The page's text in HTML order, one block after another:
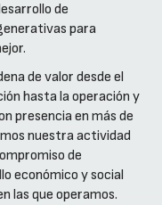
de
para
de valor desde el
hasta la operación y
presencia en más de
nuestra actividad
de
económico y social
las que operamos.